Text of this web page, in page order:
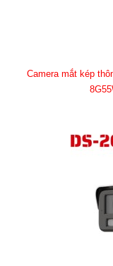
Camera mắt kép